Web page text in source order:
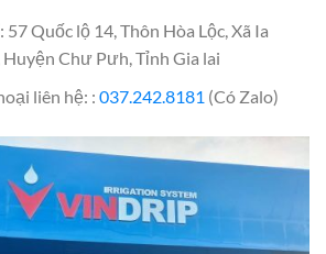
57 Quốc lộ 14, Thôn Hòa Lộc, Xã Ia
Huyện Chư Pưh, Tỉnh Gia lai
liên hệ: : 037.242.8181 (Có Zalo)